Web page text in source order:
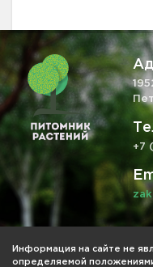
+7
Информация на сайте не
определяемой